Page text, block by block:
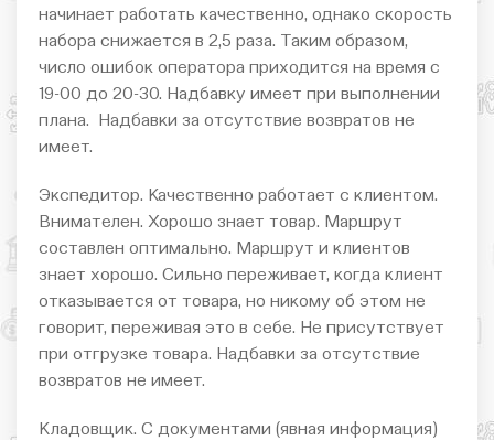
начинает работать качественно, однако скорость
набора снижается в 2,5 раза. Таким образом,
число ошибок оператора приходится на время с
19-00 до 20-30. Надбавку имеет при выполнении
плана. Надбавки за отсутствие возвратов не
имеет.
Экспедитор. Качественно работает с клиентом.
Внимателен. Хорошо знает товар. Маршрут
составлен оптимально. Маршрут и клиентов
знает хорошо. Сильно переживает, когда клиент
отказывается от товара, но никому об этом не
говорит, переживая это в себе. Не присутствует
при отгрузке товара. Надбавки за отсутствие
возвратов не имеет.
Кладовщик. С документами (явная информация)